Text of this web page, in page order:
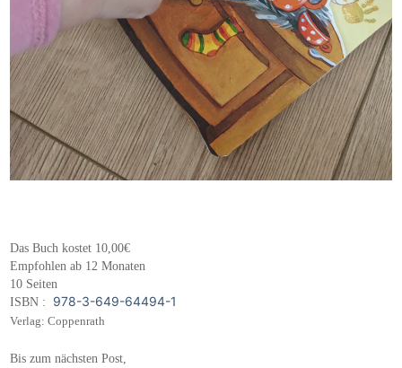
Das Buch kostet 10,00€
Empfohlen ab 12 Monaten
10 Seiten
ISBN : ‎ 978-3-649-64494-1
Verlag: Coppenrath
Bis zum nächsten Post,